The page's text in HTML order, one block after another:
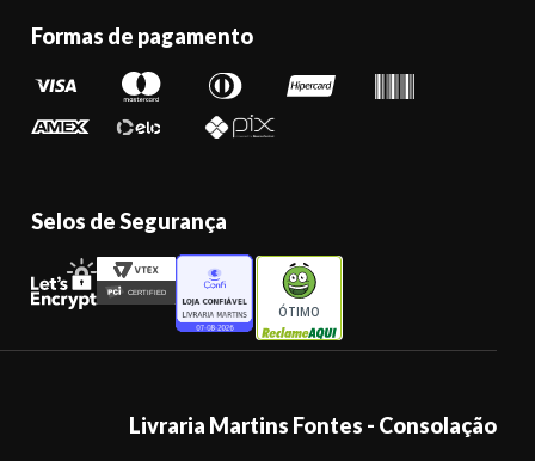
Formas de pagamento
Selos de Segurança
ÓTIMO
Livraria Martins Fontes - Consolação